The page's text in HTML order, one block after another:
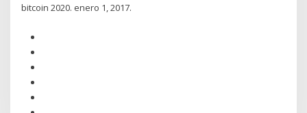
bitcoin 2020. enero 1, 2017.